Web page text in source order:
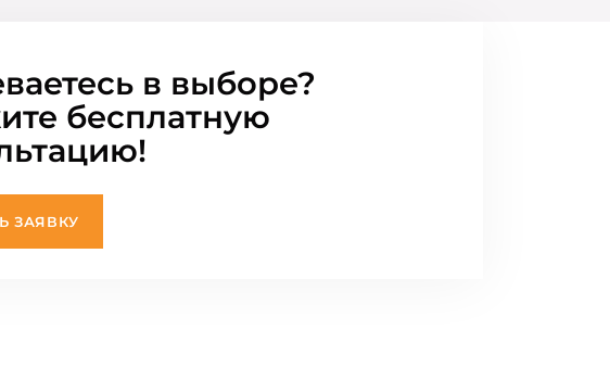
в выборе?
бесплатную
ЗАЯВКУ